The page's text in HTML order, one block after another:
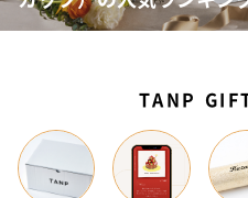
TANP